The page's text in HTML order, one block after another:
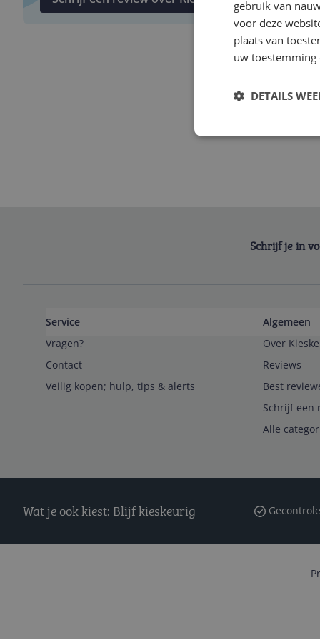
Schrijf je in
Service
Vragen?
Contact
Veilig kopen; hulp, tips & alerts
Algemeen
Over
Reviews
Best
Schrijf een
Alle
Wat je ook kiest: Blijf kieskeurig
gebruik van
voor deze
plaats van
uw
DETAILS